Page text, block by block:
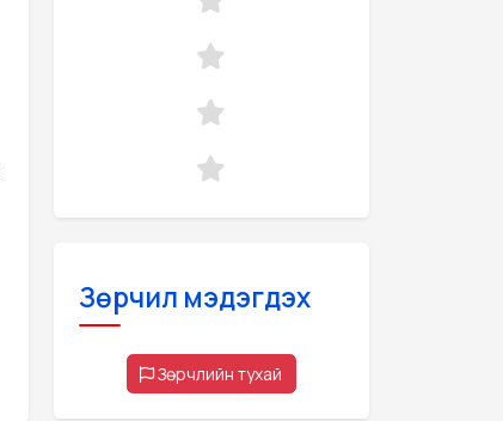
Зөрчил мэдэгдэх
Зөрчлийн тухай